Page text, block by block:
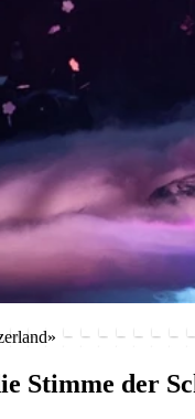
Stimme der